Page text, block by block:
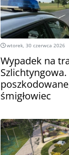
wtorek, 30 czerwca 2026
Wypadek na
śmigłowiec